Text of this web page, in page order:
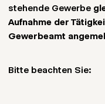
und Sie stets den
nutzen.
OHG müssen die
Gesellschafter
ebenfalls
In Sonderfällen –
und wo Ihre
sind.
Sendungsverfolgung
stehende Gewerbe
Aufnahme der
Gewerbeamt
Bitte beachten Sie: